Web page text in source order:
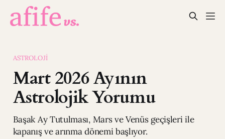
ASTROLOJI
Mart 2026 Ayının
Astrolojik Yorumu
Başak Ay Tutulması, Mars ve Venüs geçişleri ile
kapanış ve arınma dönemi başlıyor.